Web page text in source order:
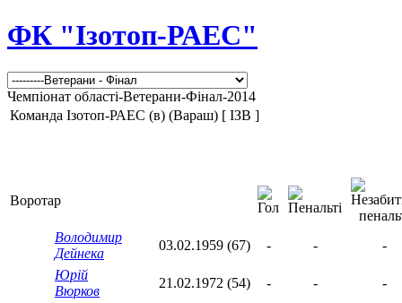
ФК "Ізотоп-РАЕС"
Чемпіонат області-Ветерани-Фінал-2014
Команда Ізотоп-РАЕС (в) (Вараш) [ ІЗВ ]
Воротар
Володимир
Дейнека
03.02.1959 (67) - -
-
Юрій
Вюрков
21.02.1972 (54) - -
-